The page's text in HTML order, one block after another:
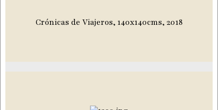
Crónicas de Viajeros, 140x140cms, 2018